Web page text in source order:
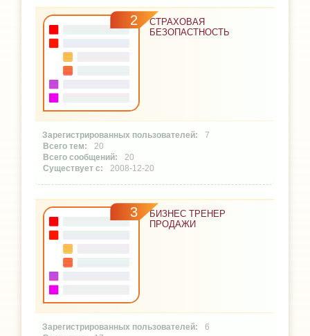
2
СТРАХОВАЯ
БЕЗОПАСТНОСТЬ
7
20
20
2008-12-20
3
БИЗНЕС ТРЕНЕР
ПРОДАЖИ
6